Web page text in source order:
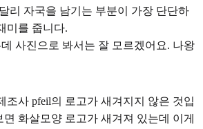
리 자국을 남기는 부분이 가장 단단하
미를 줍니다.
사진으로 봐서는 잘 모르겠어요. 나왕
조사 pfeil의 로고가 새겨지지 않은 것입
화살모양 로고가 새겨져 있는데 이게